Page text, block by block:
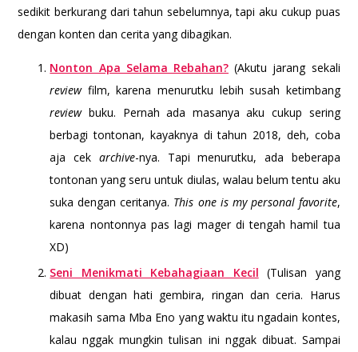
sedikit berkurang dari tahun sebelumnya, tapi aku cukup puas
dengan konten dan cerita yang dibagikan.
Nonton Apa Selama Rebahan? (Akutu jarang sekali
reviewfilm, karena menurutku lebih susah ketimbang
reviewbuku. Pernah ada masanya aku cukup sering
berbagi tontonan, kayaknya di tahun 2018, deh, coba
aja cek archive-nya. Tapi menurutku, ada beberapa
tontonan yang seru untuk diulas, walau belum tentu aku
suka dengan ceritanya. This one is my personal favorite,
karena nontonnya pas lagi mager di tengah hamil tua
XD)
Seni Menikmati Kebahagiaan Kecil (Tulisan yang
dibuat dengan hati gembira, ringan dan ceria. Harus
makasih sama Mba Eno yang waktu itu ngadain kontes,
kalau nggak mungkin tulisan ini nggak dibuat. Sampai